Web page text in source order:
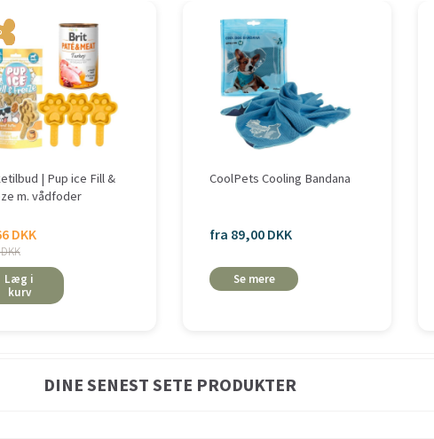
| Pup ice Fill &
m. vådfoder
DKK
Læg i
kurv
CoolPets Cooling Bandana
fra 89,00 DKK
Se mere
DINE SENEST SETE PRODUKTER